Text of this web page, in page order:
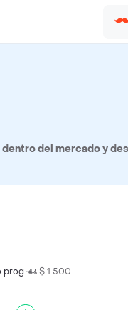
del mercado y
prog.• $ 1.500